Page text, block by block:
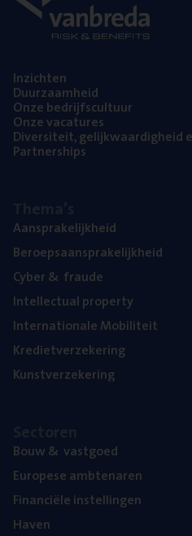
Inzich­ten
Duur­zaam­heid
Onze bedrijfs­cul­tuur
Onze vaca­tu­res
Diver­si­teit, gelijk­waar­dig­heid
Part­ner­ships
Aan­spra­ke­lijk­heid
Beroeps­aan­spra­ke­lijk­heid
Cyber& fraude
Intel­lec­tu­al property
Inter­na­ti­o­na­le Mobiliteit
Kre­diet­ver­ze­ke­ring
Kunst­ver­ze­ke­ring
Bouw& vastgoed
Euro­pe­se ambtenaren
Finan­ci­ë­le instellingen
Haven